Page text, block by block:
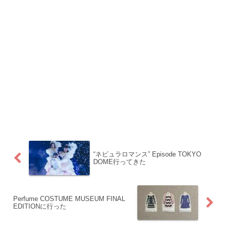
“ネビュラロマンス” Episode TOKYO
DOME行ってきた
Perfume COSTUME MUSEUM FINAL
EDITIONに行った